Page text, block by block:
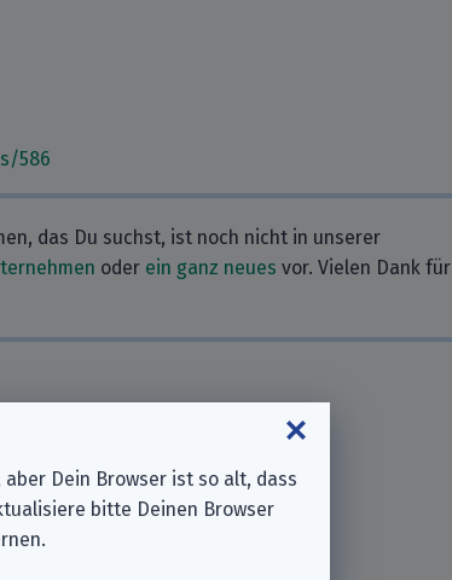
586
das Du suchst, ist noch nicht in unserer
oder ein ganz neues vor. Vielen Dank für
Dein Browser ist so alt, dass
bitte Deinen Browser